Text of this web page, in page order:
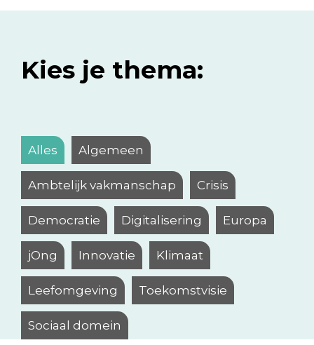
Kies je thema:
Alles Algemeen
Ambtelijk vakmanschap Crisis
Democratie Digitalisering Europa
jOng Innovatie Klimaat
Leefomgeving Toekomstvisie
Sociaal domein